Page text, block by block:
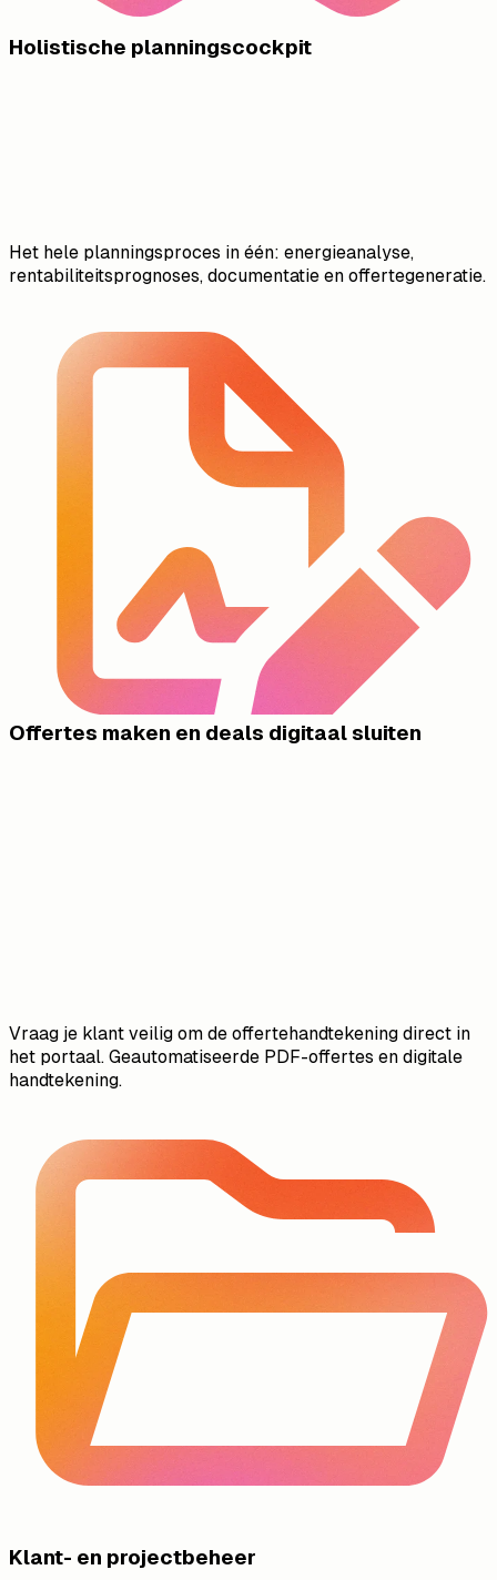
Holistische planningscockpit
Het hele planningsproces in één: energieanalyse,
rentabiliteitsprognoses, documentatie en offertegeneratie.
Offertes maken en deals digitaal sluiten
Vraag je klant veilig om de offertehandtekening direct in
het portaal. Geautomatiseerde PDF-offertes en digitale
handtekening.
Klant- en projectbeheer